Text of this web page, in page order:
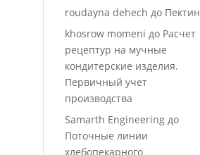
roudayna dehech до Пектин
khosrow momeni до Расчет
рецептур на мучные
кондитерские изделия.
Первичный учет
производства
Samarth Engineering до
Поточные линии
хлебопекарного